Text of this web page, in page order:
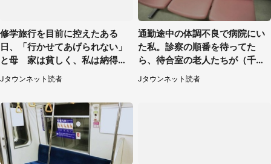
修学旅行を目前に控えたある
日、「行かせてあげられない」
と母 家は貧しく、私は納得し
たけれど...（北海道・70代以上
女性）
Jタウンネット読者
通勤途中の体調不良で病院にい
た私。診察の順番を待ってた
ら、待合室の老人たちが（千葉
県・50代男性）
Jタウンネット読者